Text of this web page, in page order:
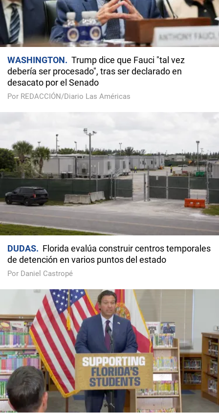
WASHINGTON
Trump dice que Fauci "tal vez
debería ser procesado", tras ser declarado en
desacato por el Senado
Por REDACCIÓN/Diario Las Américas
DUDAS
Florida evalúa construir centros temporales
de detención en varios puntos del estado
Por Daniel Castropé